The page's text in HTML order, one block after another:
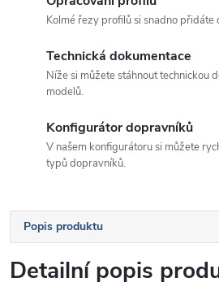
Kolmé řezy profilů si snadno přidáte
Technická dokumentace
Níže si můžete stáhnout technickou
modelů.
Konfigurátor dopravníků
V našem konfigurátoru si můžete
typů dopravníků.
Popis produktu
Detailní popis